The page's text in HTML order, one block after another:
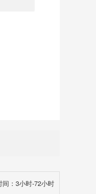
间：3小时-72小时